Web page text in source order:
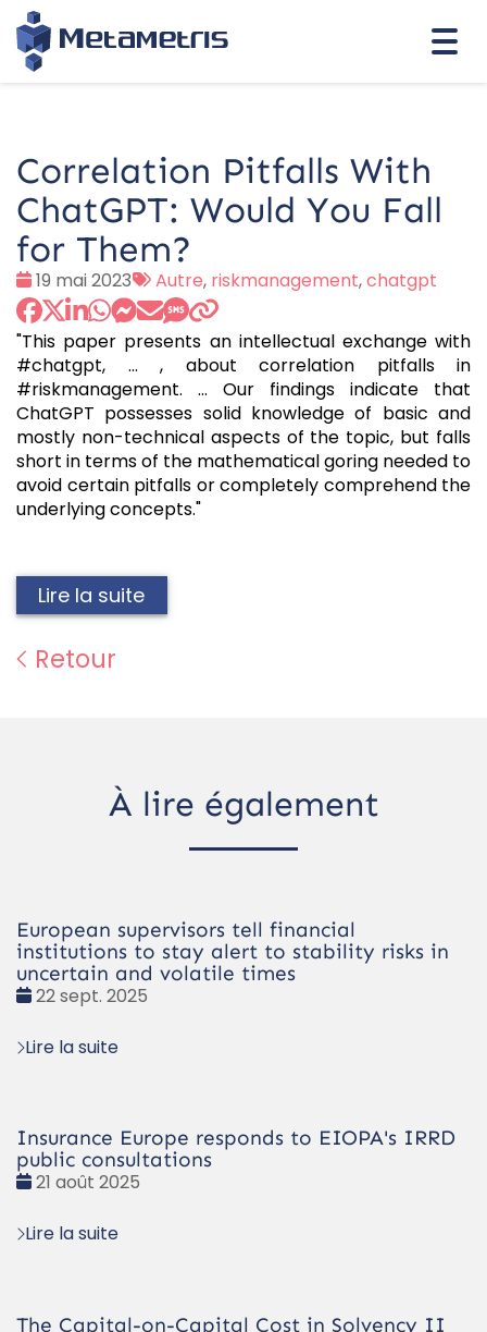
Correlation Pitfalls With
ChatGPT: Would You Fall
for Them?
Date
:
19 mai 2023
Tags
:
Autre, riskmanagement,chatgpt
"This paper presents an intellectual exchange with
#chatgpt, … , about correlation pitfalls in
#riskmanagement. … Our findings indicate that
ChatGPT possesses solid knowledge of basic and
mostly non-technical aspects of the topic, but falls
short in terms of the mathematical goring needed to
avoid certain pitfalls or completely comprehend the
underlying concepts."
Lire la suite
Retour
À lire également
European supervisors tell financial
institutions to stay alert to stability risks in
uncertain and volatile times
Date
22 sept. 2025
Lire la suite
Insurance Europe responds to EIOPA's IRRD
public consultations
Date
21 août 2025
Lire la suite
The Capital-on-Capital Cost in Solvency II